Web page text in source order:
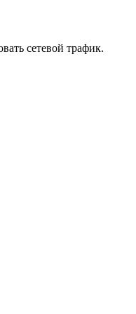
сетевой трафик.